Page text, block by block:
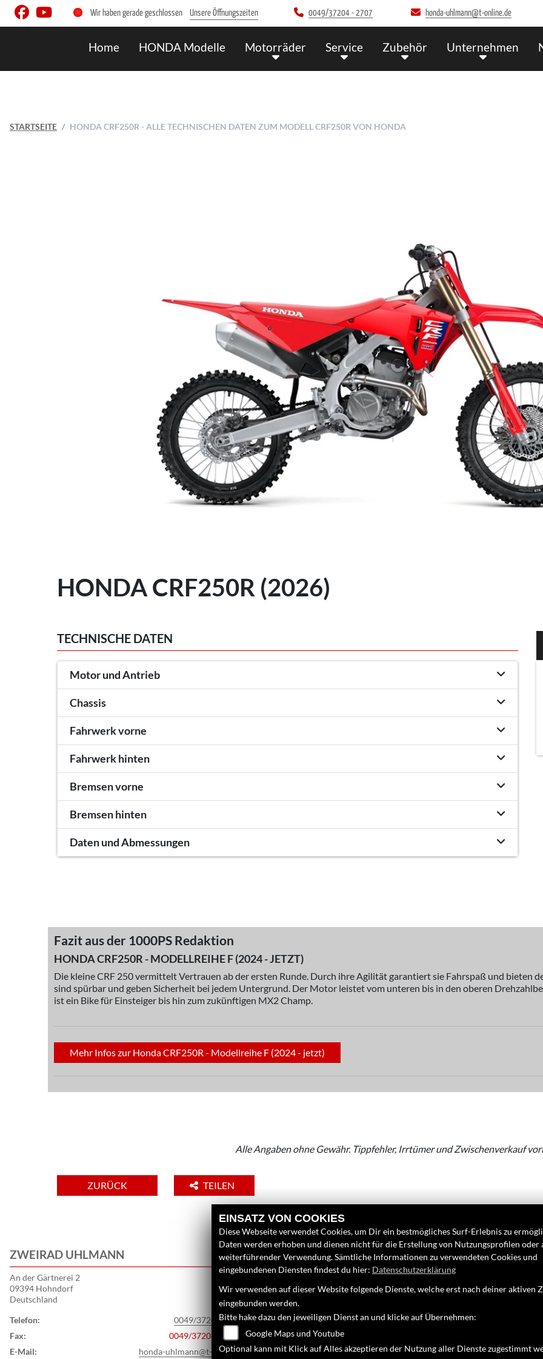
Wir haben gerade geschlossen Unsere Öffnungszeiten 0049/37204 - 2707 honda-uhlmann@t-online.de
Home HONDA Modelle Motorräder Service Zubehör Unternehmen
STARTSEITE HONDA CRF250R - ALLE TECHNISCHEN DATEN ZUM MODELL CRF250R VON HONDA
HONDA CRF250R (2026)
TECHNISCHE DATEN
Motor und Antrieb
Chassis
Fahrwerk vorne
Fahrwerk hinten
Bremsen vorne
Bremsen hinten
Daten und Abmessungen
Fazit aus der 1000PS Redaktion
HONDA CRF250R - MODELLREIHE F (2024 - JETZT)
Die kleine CRF 250 vermittelt Vertrauen ab der ersten Runde. Durch ihre Agilität garantiert sie Fahrspaß und bieten
sind spürbar und geben Sicherheit bei jedem Untergrund. Der Motor leistet vom unteren bis in den oberen
ist ein Bike für Einsteiger bis hin zum zukünftigen MX2 Champ.
Mehr Infos zur Honda CRF250R - Modellreihe F (2024 - jetzt)
Alle Angaben ohne Gewähr. Tippfehler, Irrtümer und Zwischenverkauf
ZURÜCK TEILEN
ZWEIRAD UHLMANN
An der Gärtnerei 2
09394 Hohndorf
Deutschland
Telefon:
0049/37204 - 2707
Fax:
0049/37204 - 89732
E-Mail:
honda-uhlmann@t-online.de
LINKS
Neufahrzeuge
Gebrauchtfahrzeuge
FINDEN SIE UNS
EINSATZ VON COOKIES
Diese Webseite verwendet Cookies, um Dir ein bestmögliches Surf-Erlebnis zu
Daten werden erhoben und dienen nicht für die Erstellung von Nutzungsprofilen oder
weiterführender Verwendung. Sämtliche Informationen zu verwendeten Cookies und
eingebundenen Diensten findest du hier: Datenschutzerklärung
Wir verwenden auf dieser Website folgende Dienste, welche erst nach deiner aktiven
eingebunden werden.
Bitte hake dazu den jeweiligen Dienst an und klicke auf Übernehmen:
Google Maps und Youtube
Optional kann mit Klick auf Alles akzeptieren der Nutzung aller Dienste zugestimmt